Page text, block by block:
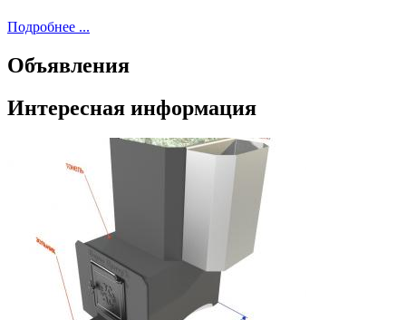
Подробнее ...
Объявления
Интересная информация